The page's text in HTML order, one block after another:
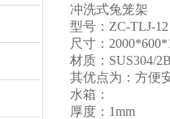
冲洗式兔笼架
型号： ZC-TLJ-12
尺寸： 2000*60
材质： SUS304/
其优点为：方便
水箱：
厚度： 1mm